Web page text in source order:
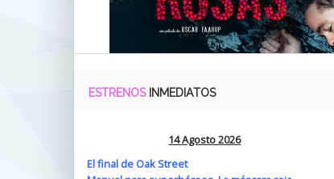
ESTRENOS INMEDIATOS
14 Agosto 2026
El final de Oak Street